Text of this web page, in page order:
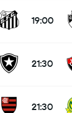
19:00
21:30
21:30